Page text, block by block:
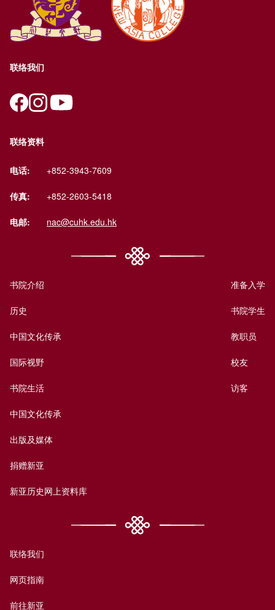
联络我们
联络资料
电话: +852-3943-7609
传真: +852-2603-5418
电邮: nac@cuhk.edu.hk
书院介绍
历史
中国文化传承
国际视野
书院生活
中国文化传承
出版及媒体
捐赠新亚
新亚历史网上资料库
准备入学
书院学生
教职员
校友
访客
联络我们
网页指南
前往新亚